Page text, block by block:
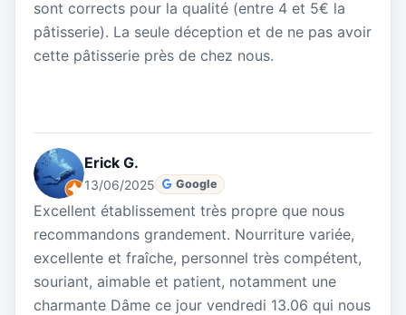
sont corrects pour la qualité (entre 4 et 5€ la
pâtisserie). La seule déception et de ne pas avoir
cette pâtisserie près de chez nous.
Erick G.
13/06/2025 Google
Excellent établissement très propre que nous
recommandons grandement. Nourriture variée,
excellente et fraîche, personnel très compétent,
souriant, aimable et patient, notamment une
charmante Dâme ce jour vendredi 13.06 qui nous